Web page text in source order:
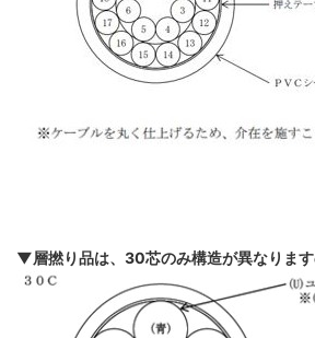
▼層撚り品は、30芯のみ構造が異なります